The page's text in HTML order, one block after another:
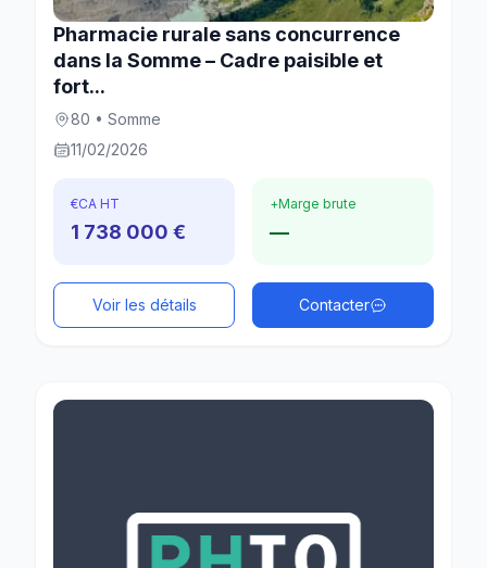
Pharmacie rurale sans concurrence
dans la Somme – Cadre paisible et
fort...
80 • Somme
11/02/2026
€CA HT
1 738 000 €
+Marge brute
—
Voir les détails Contacter